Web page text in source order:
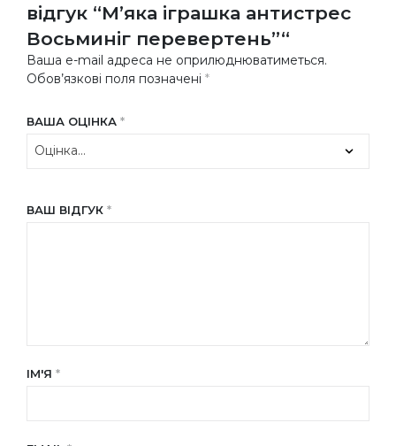
відгук “М’яка іграшка антистрес
Восьминіг перевертень”“
Ваша e-mail адреса не оприлюднюватиметься.
Обов’язкові поля позначені *
ВАША ОЦІНКА *
ВАШ ВІДГУК *
ІМ'Я *